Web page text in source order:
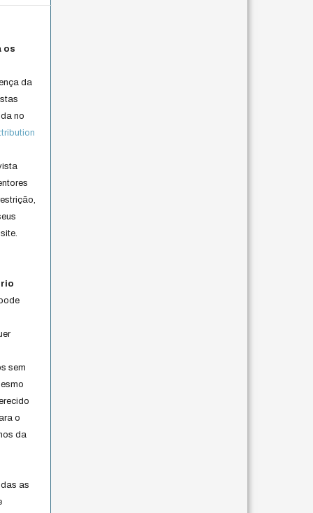
os
da
no
sem
o
da
as